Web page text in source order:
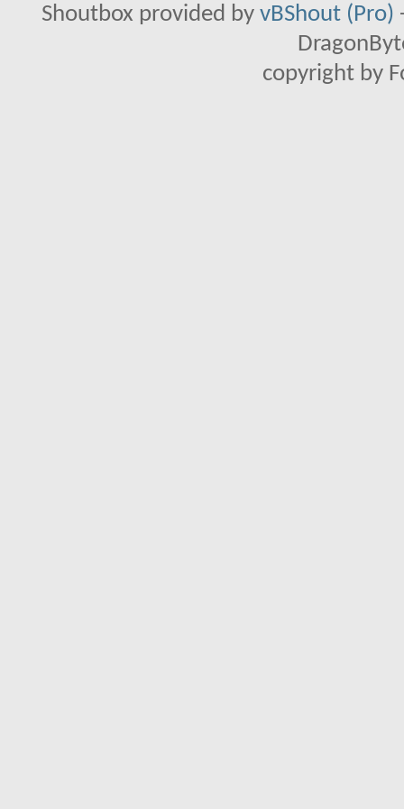
Shoutbox provided by vBShout (Pro)
copyright by